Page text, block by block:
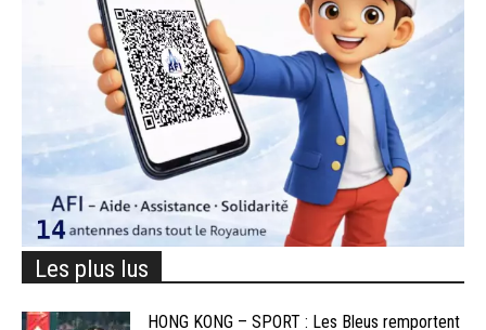
Les plus lus
HONG KONG – SPORT : Les Bleus remportent